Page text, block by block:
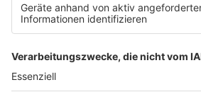
SUNSHINE LIVE 24/7